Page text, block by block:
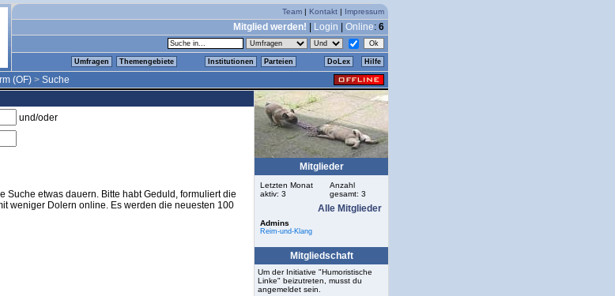
Team | Kontakt | Impressum
Mitglied werden! Login Online: 6
Umfragen Themengebiete Institutionen Parteien DoLex Hilfe
(OF) > Suche
und/oder
Suche etwas dauern. Bitte habt Geduld, formuliert die
weniger Dolern online. Es werden die neuesten 100
Mitglieder
Letzten Monat
aktiv: 3
Anzahl
gesamt: 3
Alle Mitglieder
Admins
Reim-und-Klang
Mitgliedschaft
Um der Initiative "Humoristische
Linke" beizutreten, musst du
angemeldet sein.